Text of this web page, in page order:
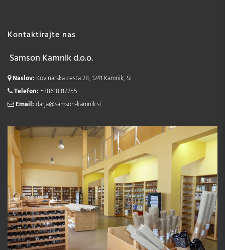
Kontaktirajte nas
Samson Kamnik d.o.o.
Naslov: Kovinarska cesta 28, 1241 Kamnik, SI
Telefon:+38618317255
Email:darja@samson-kamnik.si